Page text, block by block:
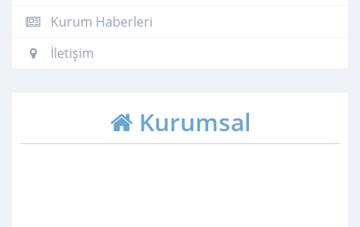
Kurum Haberleri
İletişim
Kurumsal